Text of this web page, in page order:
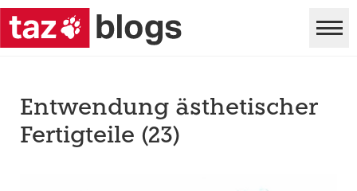
Entwendung ästhetischer
Fertigteile (23)